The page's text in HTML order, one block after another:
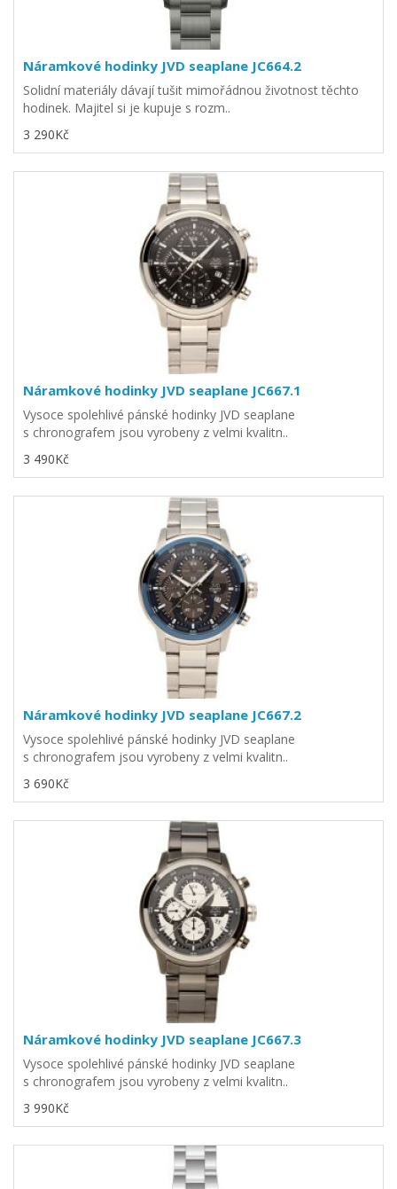
Náramkové hodinky JVD seaplane JC664.2
Solidní materiály dávají tušit mimořádnou životnost těchto
hodinek. Majitel si je kupuje s rozm..
3 290Kč
Náramkové hodinky JVD seaplane JC667.1
Vysoce spolehlivé pánské hodinky JVD seaplane
s chronografem jsou vyrobeny z velmi kvalitn..
3 490Kč
Náramkové hodinky JVD seaplane JC667.2
Vysoce spolehlivé pánské hodinky JVD seaplane
s chronografem jsou vyrobeny z velmi kvalitn..
3 690Kč
Náramkové hodinky JVD seaplane JC667.3
Vysoce spolehlivé pánské hodinky JVD seaplane
s chronografem jsou vyrobeny z velmi kvalitn..
3 990Kč